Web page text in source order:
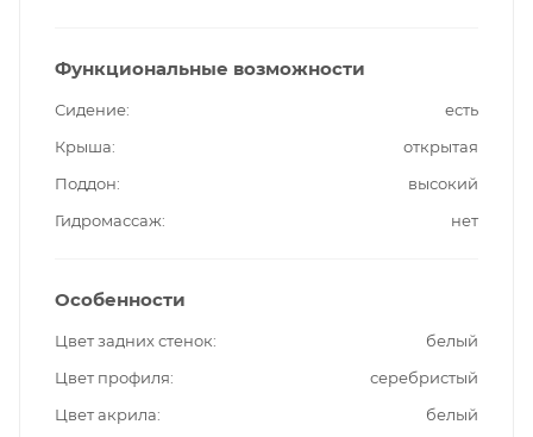
Функциональные возможности
Сидение
есть
Крыша
открытая
Поддон
высокий
Гидромассаж
нет
Особенности
Цвет задних стенок
белый
Цвет профиля
серебристый
Цвет акрила
белый